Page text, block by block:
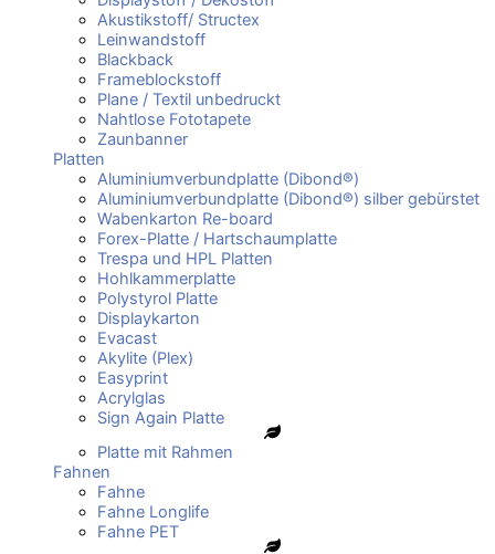
Akustikstoff/ Structex
Leinwandstoff
Blackback
Frameblockstoff
Plane / Textil unbedruckt
Nahtlose Fototapete
Zaunbanner
Platten
Aluminiumverbundplatte (Dibond®)
Aluminiumverbundplatte (Dibond®) silber gebürstet
Wabenkarton Re-board
Forex-Platte / Hartschaumplatte
Trespa und HPL Platten
Hohlkammerplatte
Polystyrol Platte
Displaykarton
Evacast
Akylite (Plex)
Easyprint
Acrylglas
Sign Again Platte
Platte mit Rahmen
Fahnen
Fahne
Fahne Longlife
Fahne PET